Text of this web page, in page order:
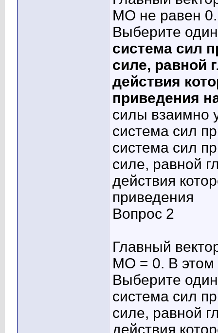
MO не равен
Выберите
система сил
силе, равной
действия
приведения
силы взаимно
система сил
система сил
силе, равной
действия
приведения
Вопрос 2
Главный
MO = 0. В
Выберите
система сил
силе, равной
действия